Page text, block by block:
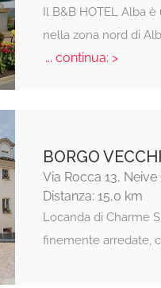
Il B&B HOTEL Alba
nella zona nord di
... continua: >
BORGO
Via Rocca 13, Neive
Distanza: 15,0 km
Locanda di Charme
finemente arredate,